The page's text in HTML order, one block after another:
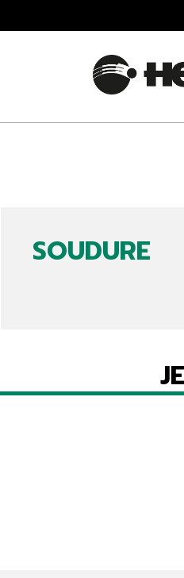
SOUDURE